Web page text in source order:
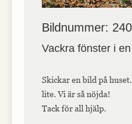
Bildnummer:
Vackra fönster i
Skickar en bild på
lite. Vi är så nöjda!
Tack för all hjälp.